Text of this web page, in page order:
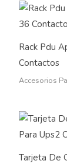
Rack Pdu
Contactos
Accesorios
Tarjeta De